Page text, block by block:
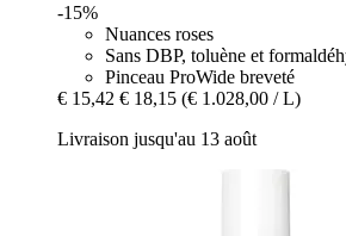
-15%
Nuances roses
Sans DBP, toluène et
Pinceau ProWide breveté
€ 15,42 € 18,15 (€ 1.028,00 / L)
Livraison jusqu'au 13 août